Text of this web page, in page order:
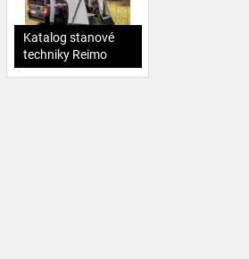
Katalog stanové
techniky Reimo